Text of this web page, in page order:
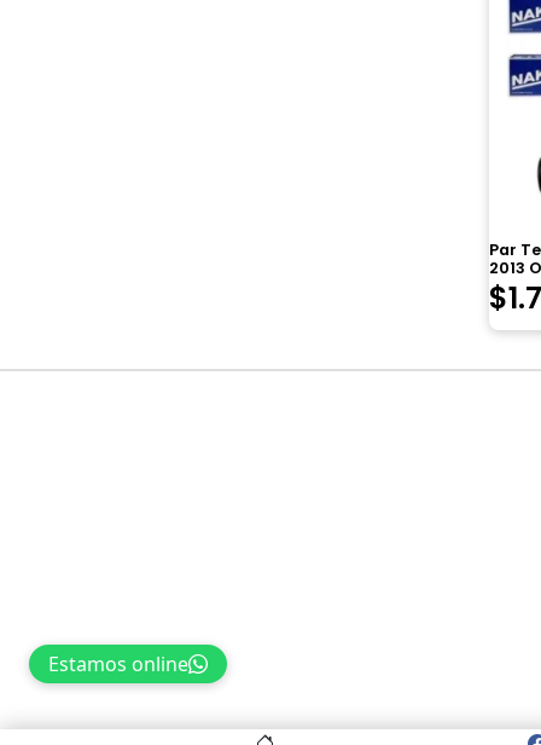
Par
2013
$
Navegación
Estamos online